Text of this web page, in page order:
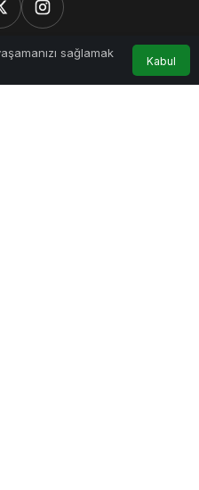
sağlamak
Kabul
Bildirimler
0